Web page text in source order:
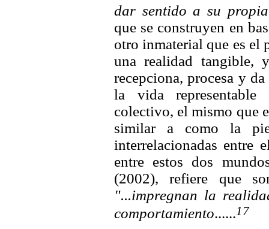
dar sentido a su
que se construyen en
otro inmaterial que es el
una realidad tangible,
recepciona, procesa y
la vida
colectivo, el mismo que
similar a como la
interrelacionadas entre
entre estos dos
(2002), refiere que
"...impregnan la
comportamiento......17